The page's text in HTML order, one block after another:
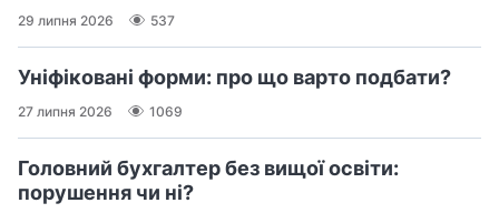
29 липня 2026 537
Уніфіковані форми: про що варто подбати?
27 липня 2026 1069
Головний бухгалтер без вищої освіти:
порушення чи ні?